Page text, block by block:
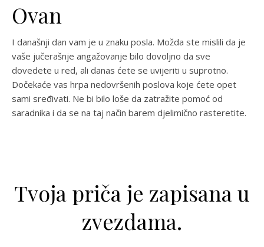
Ovan
I današnji dan vam je u znaku posla. Možda ste mislili da je
vaše jučerašnje angažovanje bilo dovoljno da sve
dovedete u red, ali danas ćete se uvijeriti u suprotno.
Dočekaće vas hrpa nedovršenih poslova koje ćete opet
sami sređivati. Ne bi bilo loše da zatražite pomoć od
saradnika i da se na taj način barem djelimično rasteretite.
Tvoja priča je zapisana u
zvezdama.